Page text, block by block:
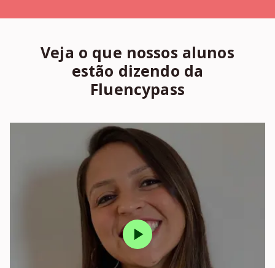
Veja o que nossos alunos
estão dizendo da
Fluencypass